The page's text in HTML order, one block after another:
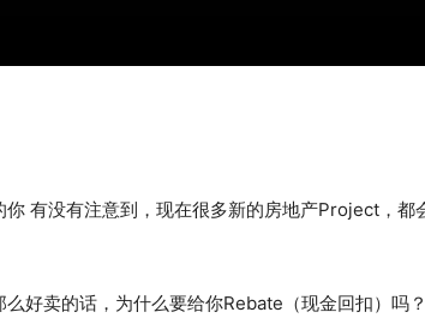
你 有没有注意到，现在很多新的房地产Project，
好卖的话，为什么要给你Rebate（现金回扣）吗？